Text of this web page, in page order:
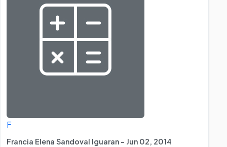
F
Francia Elena Sandoval Iguaran - Jun 02, 2014